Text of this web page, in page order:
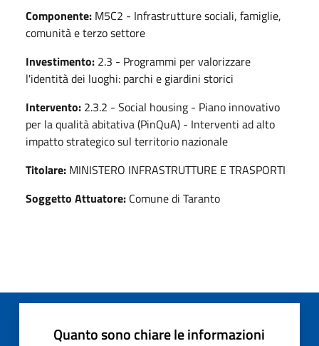
Componente: M5C2 - Infrastrutture sociali, famiglie,
comunità e terzo settore
Investimento: 2.3 - Programmi per valorizzare
l'identità dei luoghi: parchi e giardini storici
Intervento: 2.3.2 - Social housing - Piano innovativo
per la qualità abitativa (PinQuA) - Interventi ad alto
impatto strategico sul territorio nazionale
Titolare: MINISTERO INFRASTRUTTURE E TRASPORTI
Soggetto Attuatore: Comune di Taranto
Quanto sono chiare le informazioni